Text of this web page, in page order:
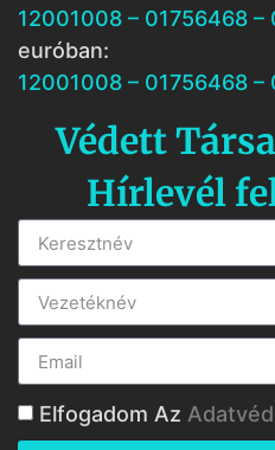
12001008 – 01756468
euróban:
12001008 – 01756468
Védett
Hírlevél
Elfogadom Az